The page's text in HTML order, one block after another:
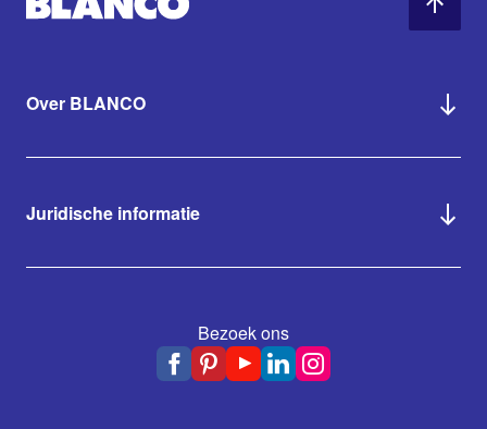
Over BLANCO
Juridische informatie
Bezoek ons